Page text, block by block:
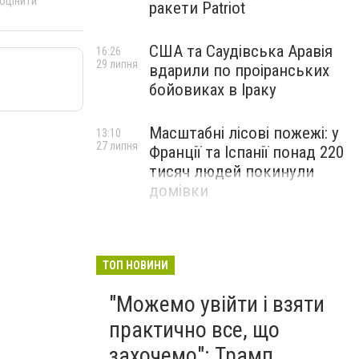
ракети Patriot
США та Саудівська Аравія
вдарили по проіранських
бойовиках в Іраку
16:26
29 липня
Масштабні лісові пожежі: у
Франції та Іспанії понад 220
тисяч людей покинули
домівки
13:10
27 липня
ТОП НОВИНИ
"Можемо увійти і взяти
практично все, що